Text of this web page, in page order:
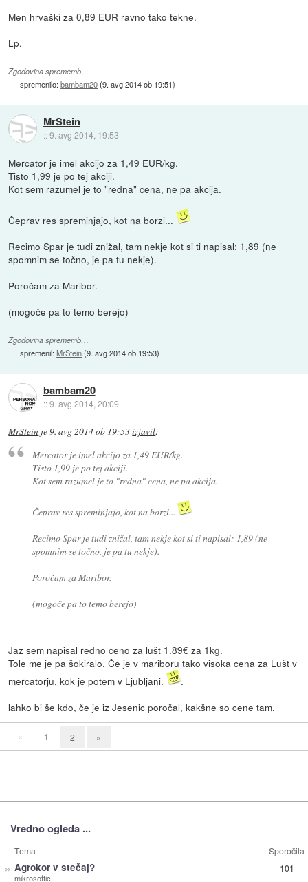
Men hrvaški za 0,89 EUR ravno tako tekne.
Lp.
Zgodovina sprememb…
spremenilo:bambam20(9. avg 2014 ob 19:51)
MrStein
::9. avg 2014, 19:53
Mercator je imel akcijo za 1,49 EUR/kg.
Tisto 1,99 je po tej akciji.
Kot sem razumel je to "redna" cena, ne pa akcija.
Čeprav res spreminjajo, kot na borzi...
Recimo Spar je tudi znižal, tam nekje kot si ti napisal: 1,89 (ne
spomnim se točno, je pa tu nekje).
Poročam za Maribor.
(mogoče pa to temo berejo)
Zgodovina sprememb…
spremenil:MrStein(9. avg 2014 ob 19:53)
bambam20
::9. avg 2014, 20:09
MrStein je9. avg 2014 ob 19:53izjavil:
Mercator je imel akcijo za 1,49 EUR/kg.
Tisto 1,99 je po tej akciji.
Kot sem razumel je to "redna" cena, ne pa akcija.
Čeprav res spreminjajo, kot na borzi...
Recimo Spar je tudi znižal, tam nekje kot si ti napisal: 1,89 (ne
spomnim se točno, je pa tu nekje).
Poročam za Maribor.
(mogoče pa to temo berejo)
Jaz sem napisal redno ceno za lušt 1.89€ za 1kg.
Tole me je pa šokiralo. Če je v mariboru tako visoka cena za Lušt v
mercatorju, kok je potem v Ljubljani.
.
lahko bi še kdo, če je iz Jesenic poročal, kakšne so cene tam.
« 1 2 »
Vredno ogleda ...
Tema Sporočila
» Agrokor v stečaj?
mikrosoftic
101